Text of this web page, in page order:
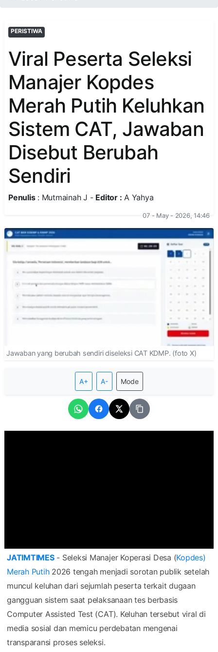
PERISTIWA
Viral Peserta Seleksi
Manajer Kopdes
Merah Putih Keluhkan
Sistem CAT, Jawaban
Disebut Berubah
Sendiri
Penulis: Mutmainah J - Editor : A Yahya
07 - May - 2026, 14:46
Jawaban yang berubah sendiri diseleksi CAT KDMP. (foto X)
A+ A- Mode
JATIMTIMES- Seleksi Manajer Koperasi Desa (Kopdes)
Merah Putih2026 tengah menjadi sorotan publik setelah
muncul keluhan dari sejumlah peserta terkait dugaan
gangguan sistem saat pelaksanaan tes berbasis
Computer Assisted Test (CAT). Keluhan tersebut viral di
media sosial dan memicu perdebatan mengenai
transparansi proses seleksi.